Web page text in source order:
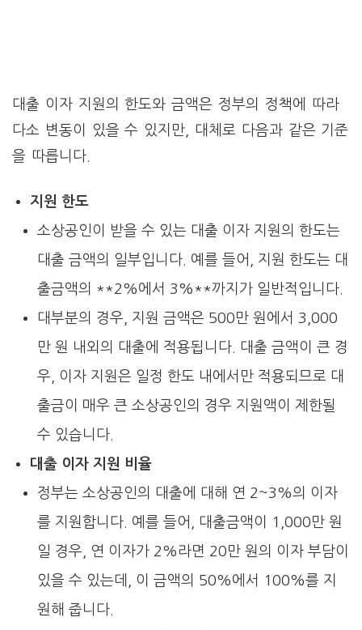
대출 이자 지원의 한도와 금액은 정부의 정책에 따라
다소 변동이 있을 수 있지만, 대체로 다음과 같은 기준
을 따릅니다.
지원 한도
소상공인이 받을 수 있는 대출 이자 지원의 한도는
대출 금액의 일부입니다. 예를 들어, 지원 한도는 대
출금액의 **2%에서 3%**까지가 일반적입니다.
대부분의 경우, 지원 금액은 500만 원에서 3,000
만 원 내외의 대출에 적용됩니다. 대출 금액이 큰 경
우, 이자 지원은 일정 한도 내에서만 적용되므로 대
출금이 매우 큰 소상공인의 경우 지원액이 제한될
수 있습니다.
대출 이자 지원 비율
정부는 소상공인의 대출에 대해 연 2~3%의 이자
를 지원합니다. 예를 들어, 대출금액이 1,000만 원
일 경우, 연 이자가 2%라면 20만 원의 이자 부담이
있을 수 있는데, 이 금액의 50%에서 100%를 지
원해 줍니다.